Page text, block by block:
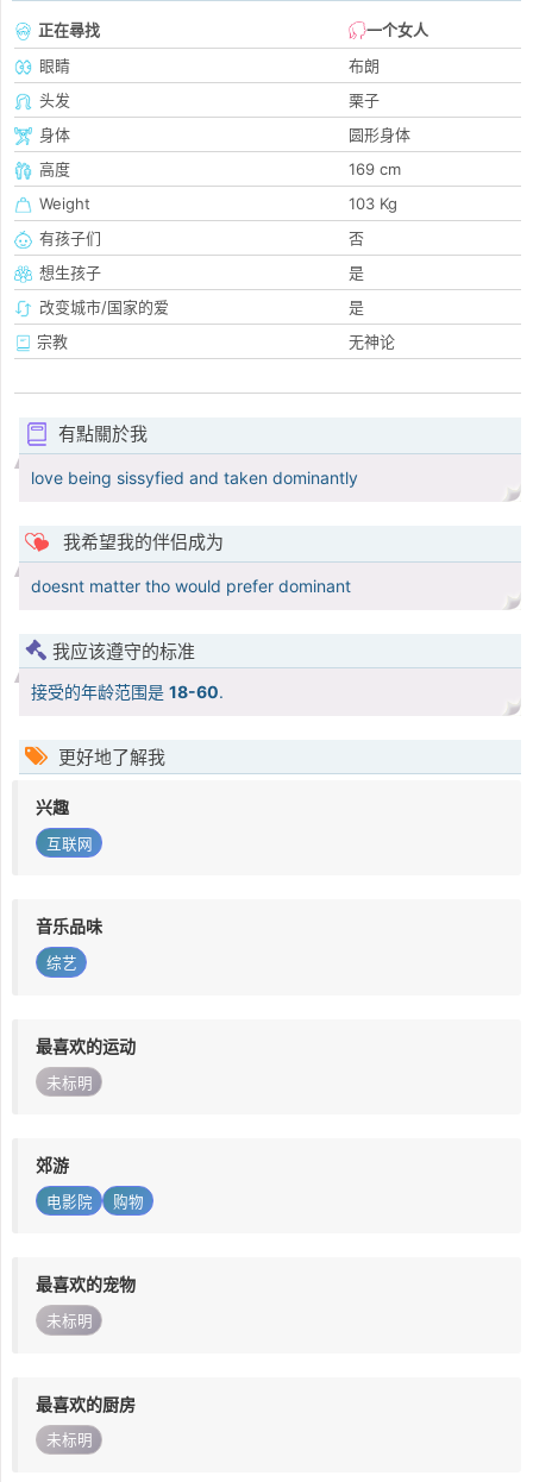
正在尋找
一个女人
眼睛
布朗
头发
栗子
身体
圆形身体
高度
169 cm
Weight
103 Kg
有孩子们
否
想生孩子
是
改变城市/国家的爱
是
宗教
无神论
有點關於我
love being sissyfied and taken dominantly
我希望我的伴侣成为
doesnt matter tho would prefer dominant
我应该遵守的标准
接受的年龄范围是 18-60.
更好地了解我
兴趣
互联网
音乐品味
综艺
最喜欢的运动
未标明
郊游
电影院 购物
最喜欢的宠物
未标明
最喜欢的厨房
未标明